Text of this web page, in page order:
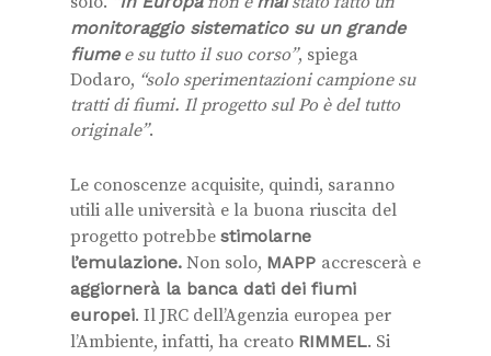
monitoraggio sistematico su un grande
fiumee su tutto il suo corso”, spiega
Dodaro, “solo sperimentazioni campione su
tratti di fiumi. Il progetto sul Po è del tutto
originale”.
Le conoscenze acquisite, quindi, saranno
utili alle università e la buona riuscita del
progetto potrebbe stimolarne
l’emulazione. Non solo, MAPP accrescerà e
aggiornerà la banca dati dei fiumi
europei. Il JRC dell’Agenzia europea per
l’Ambiente, infatti, ha creato RIMMEL. Si